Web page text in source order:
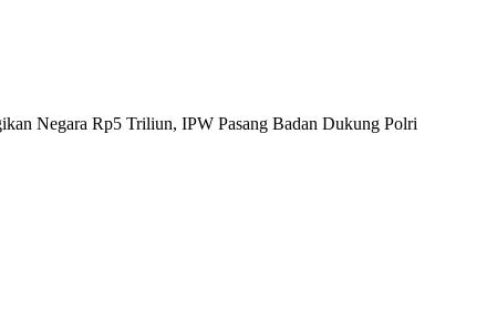
Negara Rp5 Triliun, IPW Pasang Badan Dukung Polri